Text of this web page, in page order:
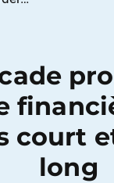
court
long